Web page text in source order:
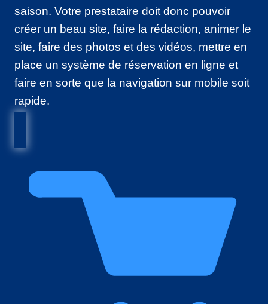
saison. Votre prestataire doit donc pouvoir
créer un beau site, faire la rédaction, animer le
site, faire des photos et des vidéos, mettre en
place un système de réservation en ligne et
faire en sorte que la navigation sur mobile soit
rapide.